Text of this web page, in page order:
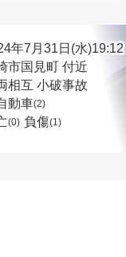
年7月31日(水)19:12
市国見町 付近
相互 小破事故
動車(2)
(0) 負傷(1)